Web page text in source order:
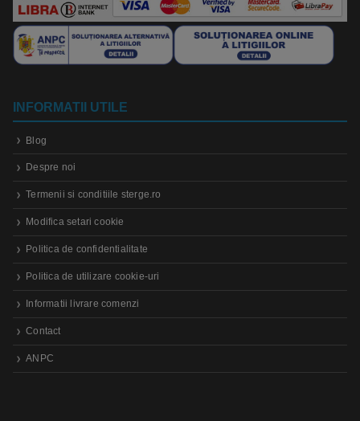
INFORMATII UTILE
Blog
Despre noi
Termenii si conditiile sterge.ro
Modifica setari cookie
Politica de confidentialitate
Politica de utilizare cookie-uri
Informatii livrare comenzi
Contact
ANPC